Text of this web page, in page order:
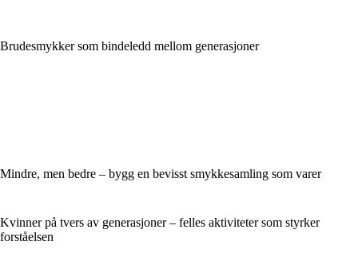
Brudesmykker som bindeledd mellom generasjoner
Mindre, men bedre – bygg en bevisst smykkesamling som varer
Kvinner på tvers av generasjoner – felles aktiviteter som styrker
forståelsen